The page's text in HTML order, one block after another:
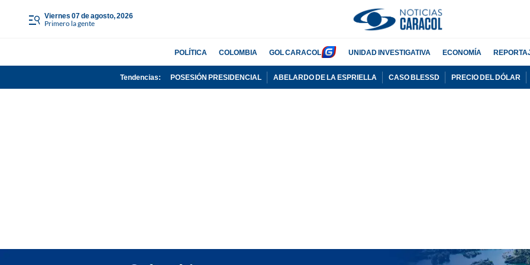
viernes 07 de agosto, 2026
Primero la gente
POLÍTICA COLOMBIA GOL CARACOL UNIDAD INVESTIGATIVA ECONOMÍA
Tendencias: POSESIÓN PRESIDENCIAL ABELARDO DE LA ESPRIELLA CASO BLESSD PRECIO DEL DÓLAR